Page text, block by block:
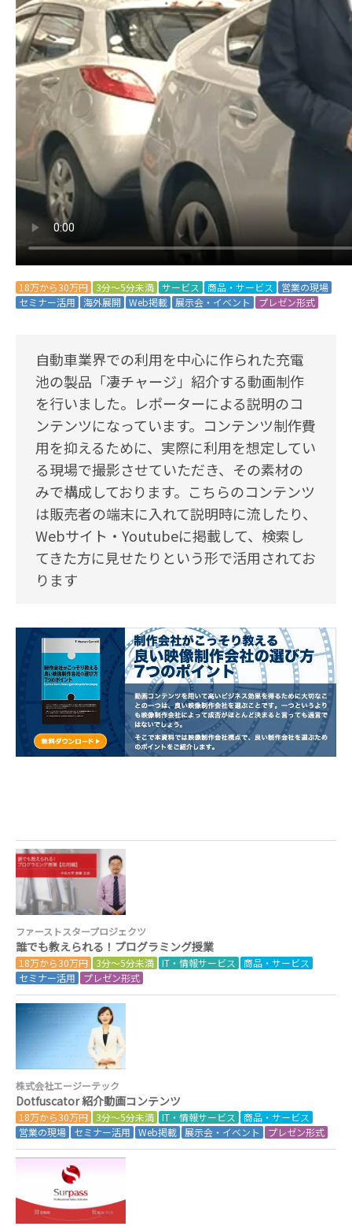
18万から30万円 3分～5分未満 サービス 商品・サービス
営業の現場
セミナー活用
海外展開 Web掲載 展示会・イベント プレゼン形式
自動車業界での利用を中心に作られた充電
池の製品「凄チャージ」紹介する動画制作
を行いました。レポーターによる説明のコ
ンテンツになっています。コンテンツ制作費
用を抑えるために、実際に利用を想定してい
る現場で撮影させていただき、その素材の
みで構成しております。こちらのコンテンツ
は販売者の端末に入れて説明時に流したり、
Webサイト・Youtubeに掲載して、検索し
てきた方に見せたりという形で活用されてお
ります
ファーストスタープロジェクツ
誰でも教えられる！プログラミング授業
18万から30万円 3分～5分未満 IT・情報サービス
商品・サービス
セミナー活用
プレゼン形式
株式会社エージーテック
Dotfuscator 紹介動画コンテンツ
18万から30万円 3分～5分未満 IT・情報サービス
商品・サービス
営業の現場
セミナー活用 Web掲載 展示会・イベント プレゼン形式